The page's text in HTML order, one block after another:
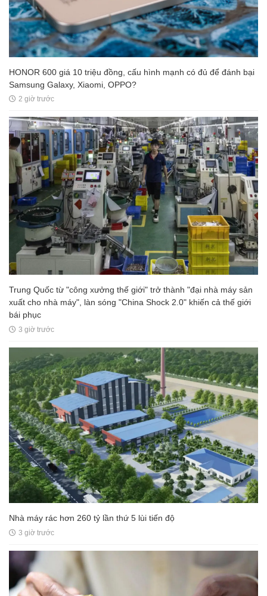
HONOR 600 giá 10 triệu đồng, cấu hình mạnh có đủ để đánh bại
Samsung Galaxy, Xiaomi, OPPO?
2 giờ trước
Trung Quốc từ "công xưởng thế giới" trở thành "đại nhà máy sản
xuất cho nhà máy", làn sóng "China Shock 2.0" khiến cả thế giới
bái phục
3 giờ trước
Nhà máy rác hơn 260 tỷ lần thứ 5 lùi tiến độ
3 giờ trước